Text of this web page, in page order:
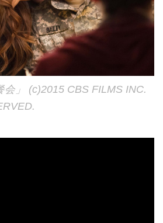
会」 (c)2015 CBS FILMS INC.